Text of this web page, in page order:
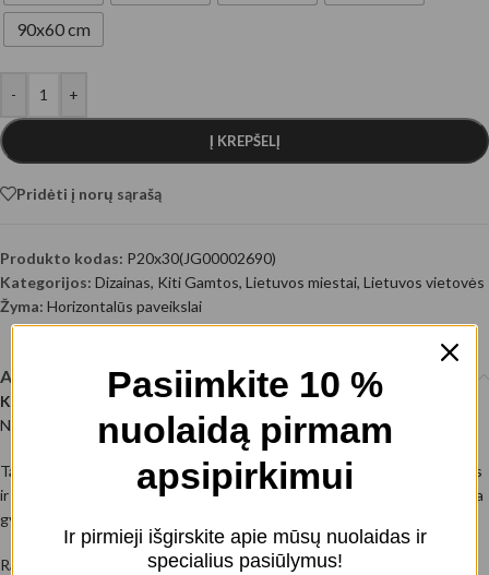
90x60 cm
- +
Į KREPŠELĮ
Pridėti į norų sąrašą
Produkto kodas: P20x30(JG00002690)
Kategorijos: Dizainas, Kiti Gamtos, Lietuvos miestai, Lietuvos vietovės
Žyma: Horizontalūs paveikslai
Aprašymas
Kauno panorama VI
Nuotraukos autorius: @EyeEm
Tai paveikslas ant drobės, kuriame Kaunas atsiveria kaip dinamiška upės
ir architektūros kompozicija. Plati Nemuno juosta pirmame plane sukuria
gylį, o išlenkta krantinė elegantiškai apglėbia senamiesčio stogus.
Raudonų čerpių ritmas kontrastuoja su sodria mėlyna vandens
Pasiimkite 10 %
nuolaidą pirmam
apsipirkimui
Ir pirmieji išgirskite apie mūsų nuolaidas ir
specialius pasiūlymus!